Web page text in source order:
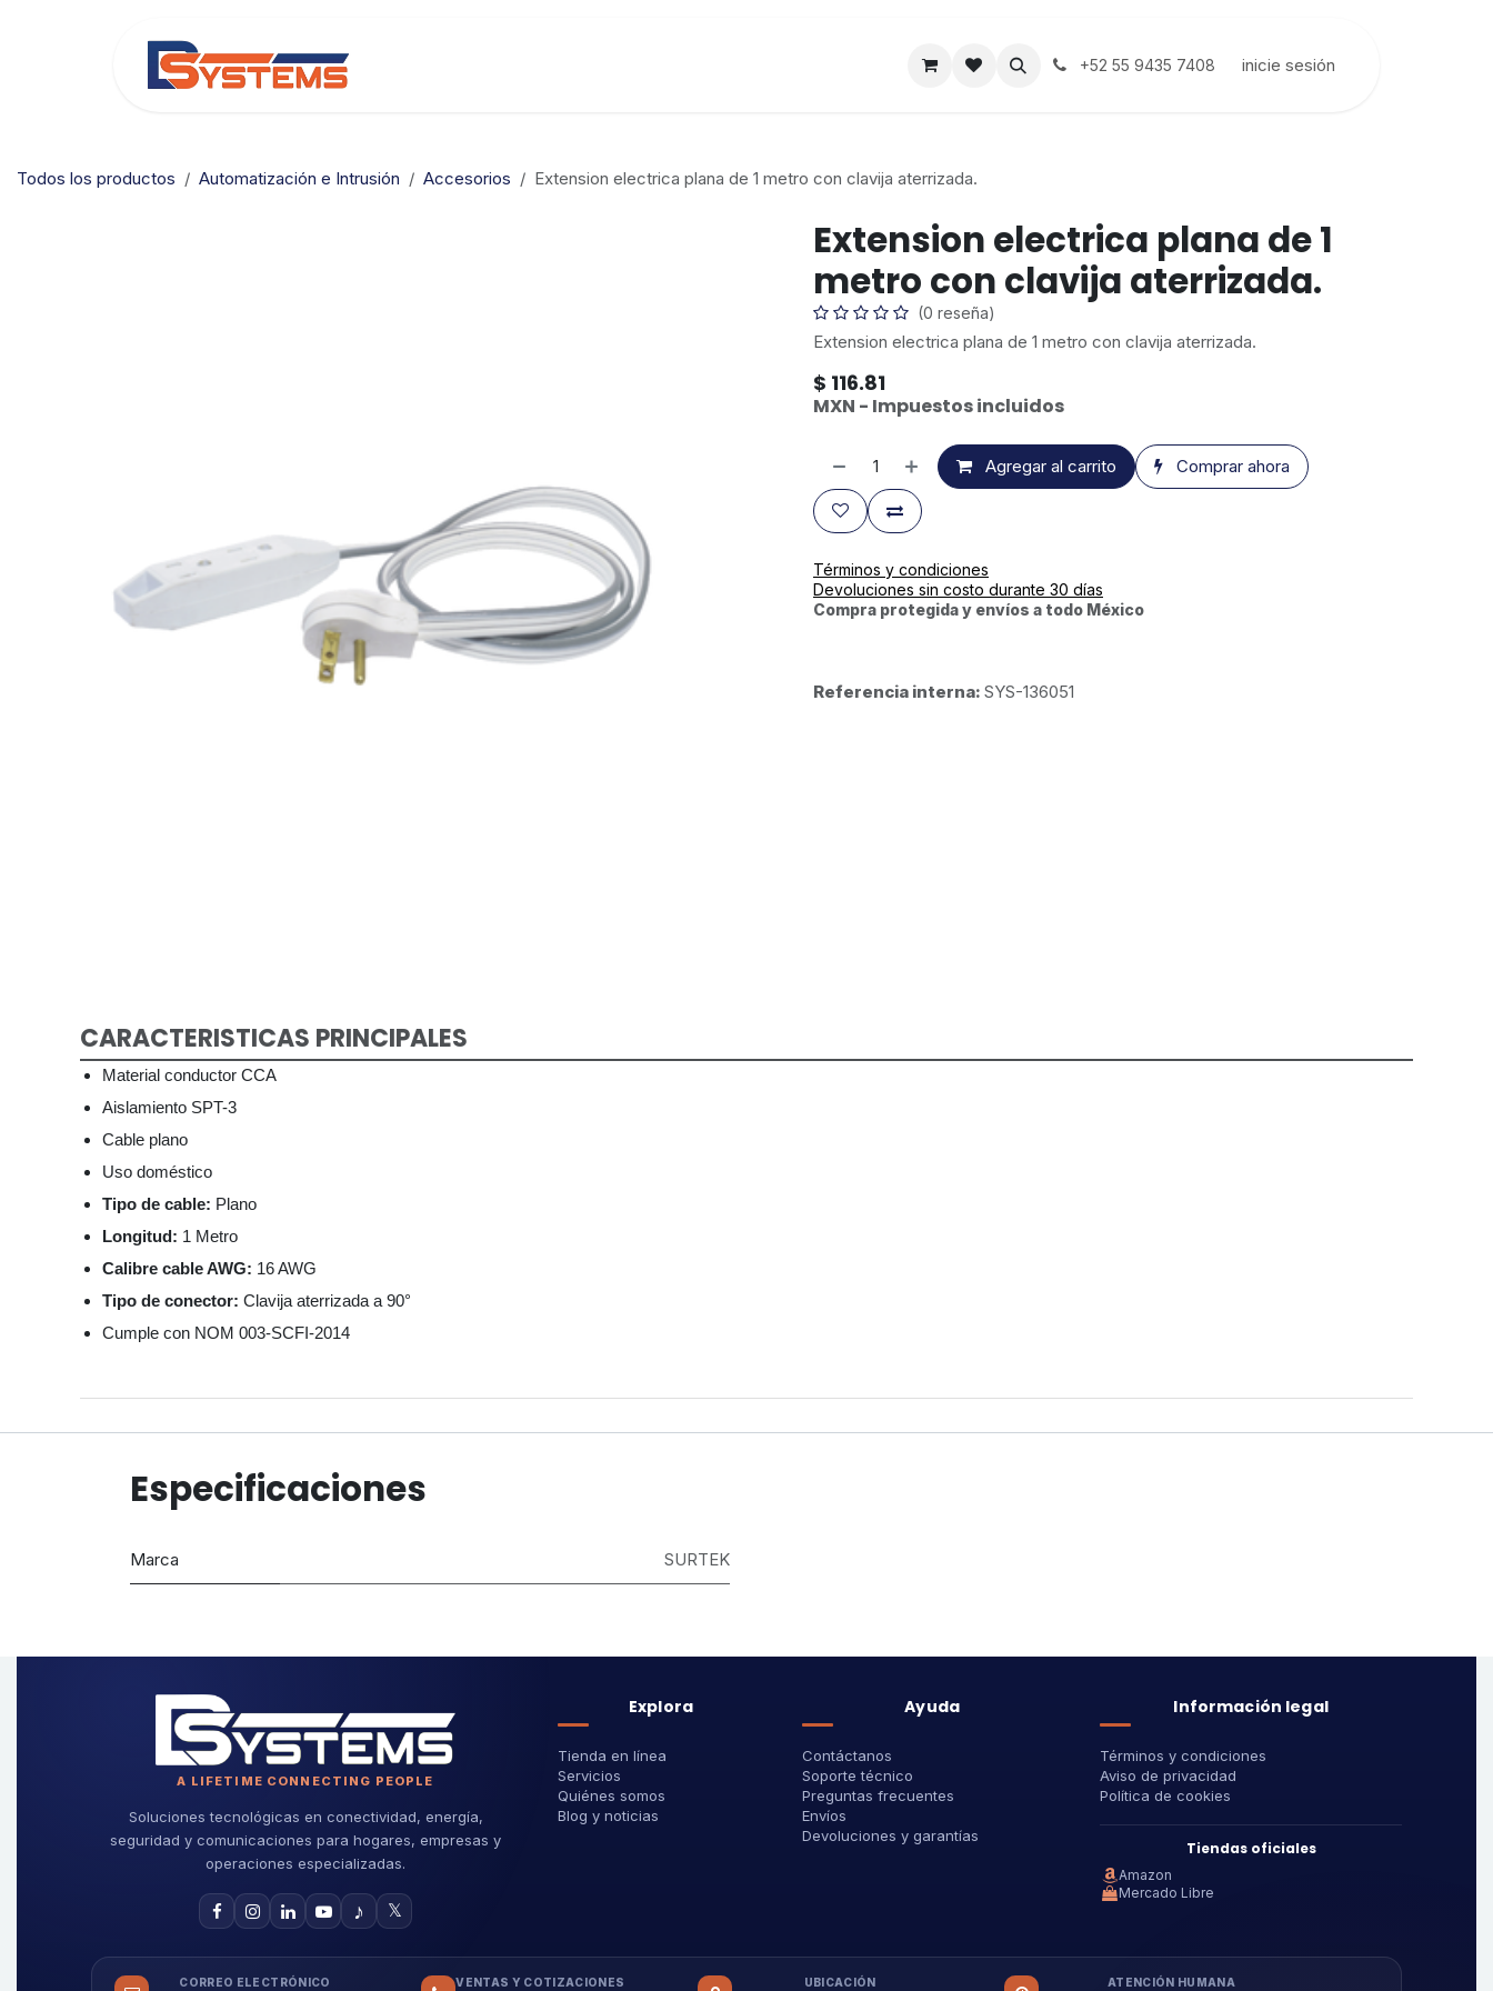
+52 55 9435 7408 inicie sesión
Todos los productos Automatización e Intrusión Accesorios Extension electrica plana de 1 metro con clavija aterrizada.
Extension electrica plana de 1
metro con clavija aterrizada.
(0 reseña)
Extension electrica plana de 1 metro con clavija aterrizada.
$ 116.81
MXN - Impuestos incluidos
Agregar al carrito Comprar ahora
Términos y condiciones
Devoluciones sin costo durante 30 días
Compra protegida y envíos a todo México
Referencia interna: SYS-136051
CARACTERISTICAS PRINCIPALES
Material conductor CCA
Aislamiento SPT-3
Cable plano
Uso doméstico
Tipo de cable: Plano
Longitud: 1 Metro
Calibre cable AWG: 16 AWG
Tipo de conector: Clavija aterrizada a 90°
Cumple con NOM 003-SCFI-2014
Especificaciones
Marca SURTEK
A LIFETIME CONNECTING PEOPLE
Soluciones tecnológicas en conectividad, energía,
seguridad y comunicaciones para hogares, empresas y
operaciones especializadas.
♪ 𝕏
Explora
Tienda en línea
Servicios
Quiénes somos
Blog y noticias
Ayuda
Contáctanos
Soporte técnico
Preguntas frecuentes
Envíos
Devoluciones y garantías
Información legal
Términos y condiciones
Aviso de privacidad
Política de cookies
Tiendas oficiales
Amazon
Mercado Libre
CORREO ELECTRÓNICO VENTAS Y COTIZACIONES UBICACIÓN ATENCIÓN HUMANA